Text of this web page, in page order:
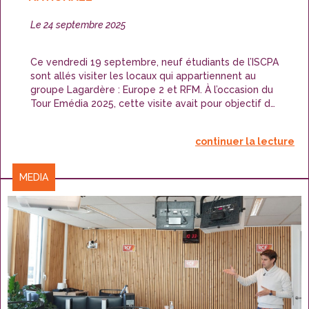
Publié
Le24 septembre 2025
Ce vendredi 19 septembre, neuf étudiants de l’ISCPA
sont allés visiter les locaux qui appartiennent au
groupe Lagardère : Europe 2 et RFM. À l’occasion du
Tour Emédia 2025, cette visite avait pour objectif de
” affirme gaiement Grégory Macchi.
continuer la lecture
CATÉGORIES
MEDIA